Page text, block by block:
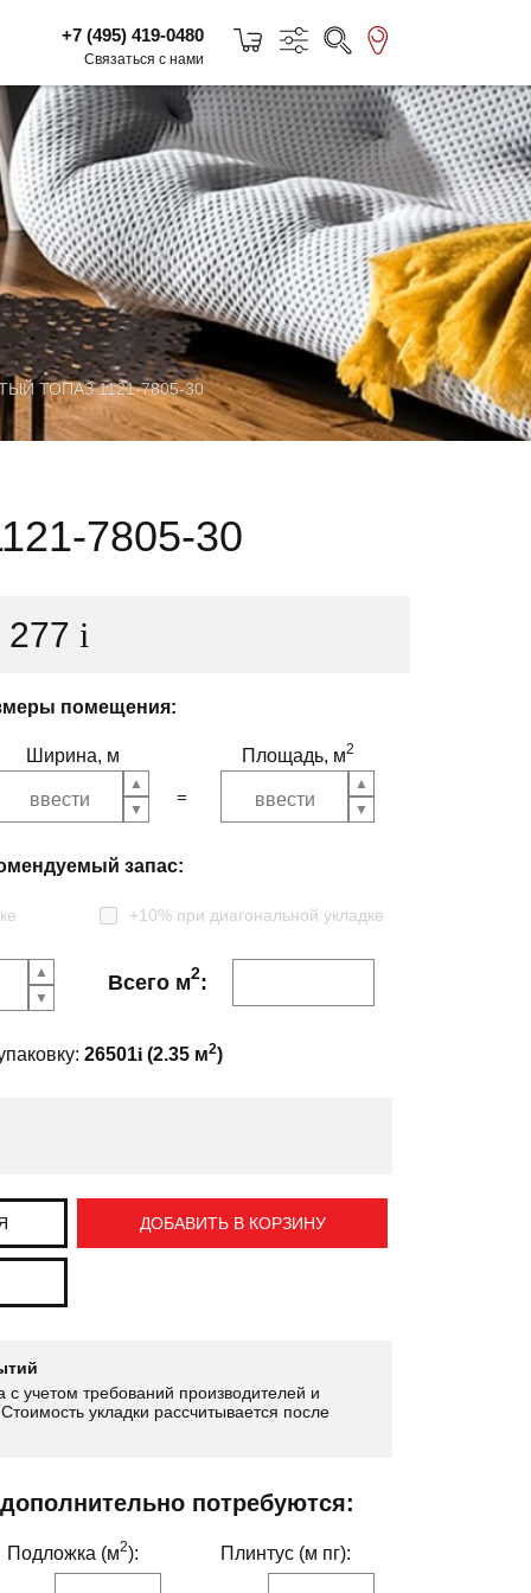
+7 (495) 419-0480
Связаться с нами
ТОПАЗ 1121-7805-30
7805-30
277 i
помещения:
Ширина, м Площадь, м2
запас:
+10% при диагональной укладке
Всего м2:
26501i (2.35 м2)
ДОБАВИТЬ В КОРЗИНУ
учетом требований производителей и
укладки рассчитывается после
потребуются:
Подложка (м2): Плинтус (м пг):